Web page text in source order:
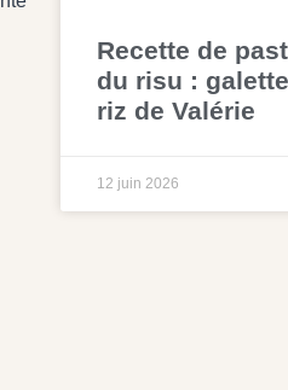
Recette de
du risu :
riz de Valérie
12 juin 2026